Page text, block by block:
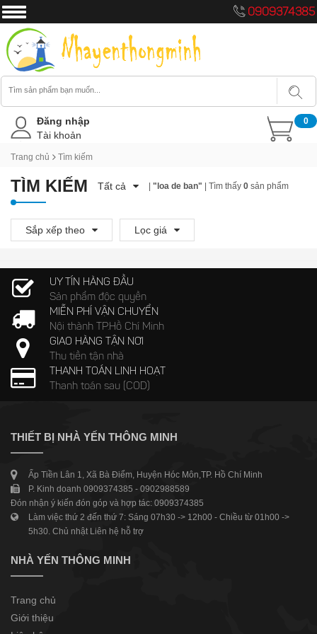
0909374385
0
Đăng nhập
Tài khoản
Trang chủ Tìm kiếm
TÌM KIẾM Tất cả "loa de ban" | Tìm thấy 0 sản phẩm
Sắp xếp theo Lọc giá
UY TÍN HÀNG ĐẦU
Sản phẩm độc quyền
MIỄN PHÍ VẬN CHUYỂN
Nội thành TP.Hồ Chí Minh
GIAO HÀNG TẬN NƠI
Thu tiền tận nhà
THANH TOÁN LINH HOẠT
Thanh toán sau (COD)
THIẾT BỊ NHÀ YẾN THÔNG MINH
Ấp Tiền Lân 1, Xã Bà Điểm, Huyện Hóc Môn,TP. Hồ Chí Minh
P. Kinh doanh 0909374385 - 0902988589
Đón nhận ý kiến đón góp và hợp tác: 0909374385
Làm việc thứ 2 đến thứ 7: Sáng 07h30 -> 12h00 - Chiều từ 01h00 ->
5h30. Chủ nhật Liên hệ hỗ trợ
NHÀ YẾN THÔNG MINH
Trang chủ
Giới thiệu